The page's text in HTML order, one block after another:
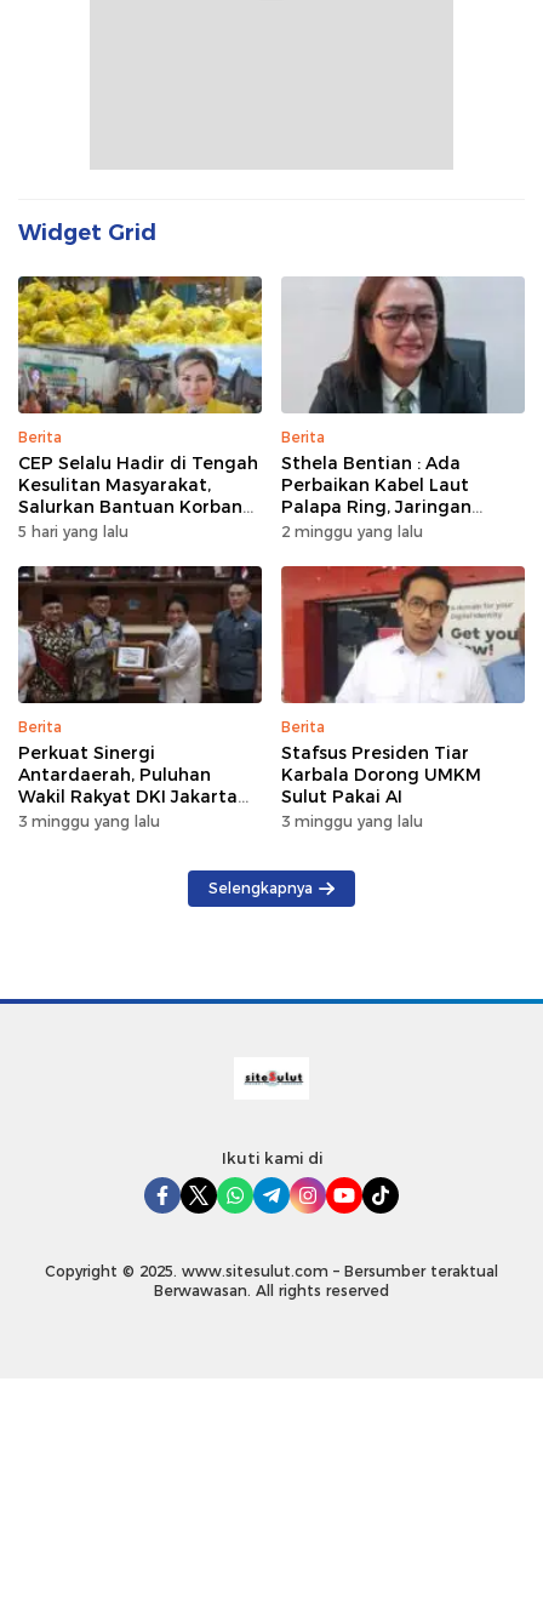
Widget Grid
Berita
CEP Selalu Hadir di Tengah
Kesulitan Masyarakat,
Salurkan Bantuan Korban
Kebakaran di Wanea
5 hari yang lalu
Berita
Sthela Bentian : Ada
Perbaikan Kabel Laut
Palapa Ring, Jaringan
Internet di Talaud,
Terganggu Sementara
2 minggu yang lalu
Berita
Perkuat Sinergi
Antardaerah, Puluhan
Wakil Rakyat DKI Jakarta
Gelar Kunker di DPRD Sulut
3 minggu yang lalu
Berita
Stafsus Presiden Tiar
Karbala Dorong UMKM
Sulut Pakai AI
3 minggu yang lalu
Selengkapnya
Ikuti kami di
Copyright © 2025. www.sitesulut.com – Bersumber teraktual
Berwawasan. All rights reserved